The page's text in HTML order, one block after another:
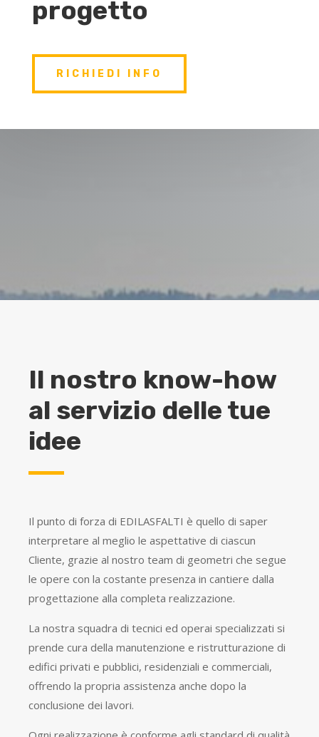
progetto
RICHIEDI INFO
Il nostro know-how
al servizio delle tue
idee
Il punto di forza di EDILASFALTI è quello di saper
interpretare al meglio le aspettative di ciascun
Cliente, grazie al nostro team di geometri che segue
le opere con la costante presenza in cantiere dalla
progettazione alla completa realizzazione.
La nostra squadra di tecnici ed operai specializzati si
prende cura della manutenzione e ristrutturazione di
edifici privati e pubblici, residenziali e commerciali,
offrendo la propria assistenza anche dopo la
conclusione dei lavori.